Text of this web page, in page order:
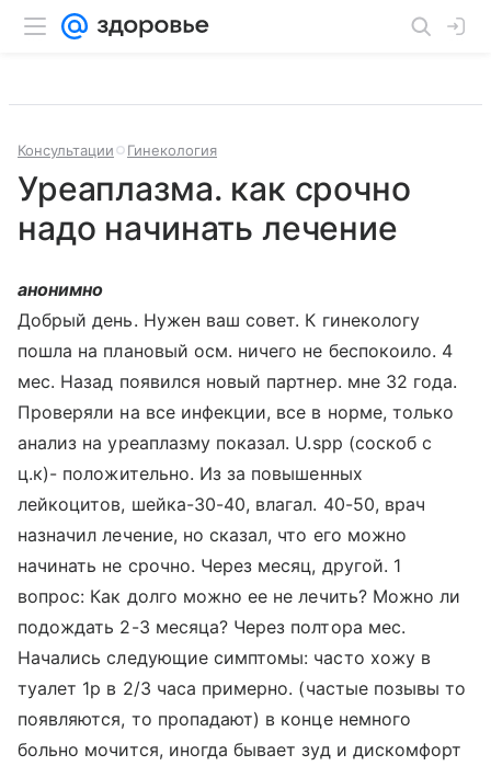
Консультации Гинекология
Уреаплазма. как срочно
надо начинать лечение
анонимно
Добрый день. Нужен ваш совет. К гинекологу
пошла на плановый осм. ничего не беспокоило. 4
мес. Назад появился новый партнер. мне 32 года.
Проверяли на все инфекции, все в норме, только
анализ на уреаплазму показал. U.spp (соскоб с
ц.к)- положительно. Из за повышенных
лейкоцитов, шейка-30-40, влагал. 40-50, врач
назначил лечение, но сказал, что его можно
начинать не срочно. Через месяц, другой. 1
вопрос: Как долго можно ее не лечить? Можно ли
подождать 2-3 месяца? Через полтора мес.
Начались следующие симптомы: часто хожу в
туалет 1р в 2/3 часа примерно. (частые позывы то
появляются, то пропадают) в конце немного
больно мочится, иногда бывает зуд и дискомфорт